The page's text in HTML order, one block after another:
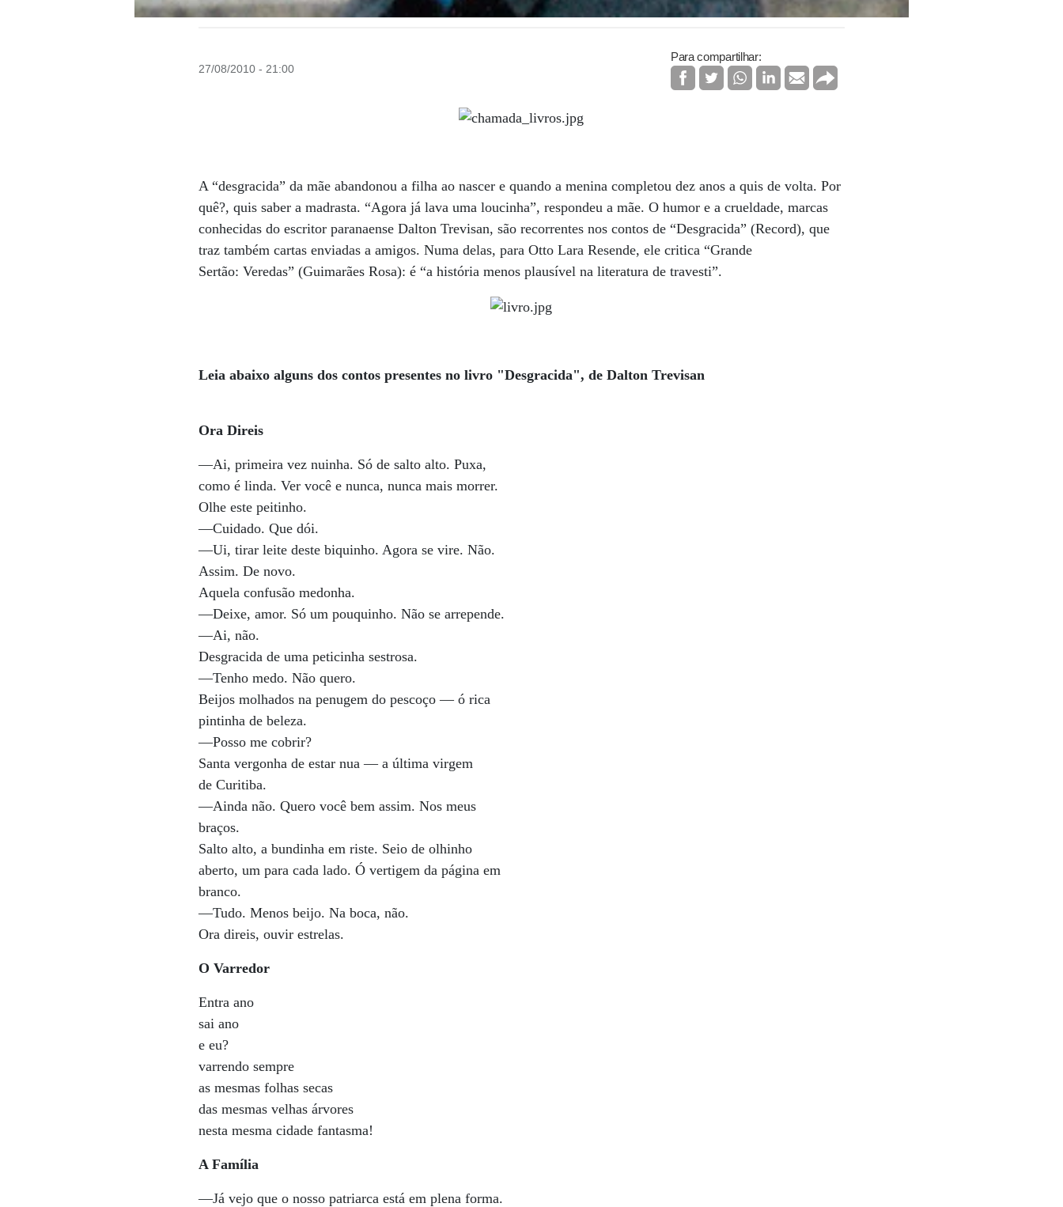
27/08/2010 - 21:00
Para compartilhar:
A “desgracida” da mãe abandonou a filha ao nascer e quando a menina completou dez anos a quis de volta. Por
quê?, quis saber a madrasta. “Agora já lava uma loucinha”, respondeu a mãe. O humor e a crueldade, marcas
conhecidas do escritor paranaense Dalton Trevisan, são recorrentes nos contos de “Desgracida” (Record), que
traz também cartas enviadas a amigos. Numa delas, para Otto Lara Resende, ele critica “Grande
Sertão: Veredas” (Guimarães Rosa): é “a história menos plausível na literatura de travesti”.
Leia abaixo alguns dos contos presentes no livro "Desgracida", de Dalton Trevisan
Ora Direis
—Ai, primeira vez nuinha. Só de salto alto. Puxa,
como é linda. Ver você e nunca, nunca mais morrer.
Olhe este peitinho.
—Cuidado. Que dói.
—Ui, tirar leite deste biquinho. Agora se vire. Não.
Assim. De novo.
Aquela confusão medonha.
—Deixe, amor. Só um pouquinho. Não se arrepende.
—Ai, não.
Desgracida de uma peticinha sestrosa.
—Tenho medo. Não quero.
Beijos molhados na penugem do pescoço — ó rica
pintinha de beleza.
—Posso me cobrir?
Santa vergonha de estar nua — a última virgem
de Curitiba.
—Ainda não. Quero você bem assim. Nos meus
braços.
Salto alto, a bundinha em riste. Seio de olhinho
aberto, um para cada lado. Ó vertigem da página em
branco.
—Tudo. Menos beijo. Na boca, não.
Ora direis, ouvir estrelas.
O Varredor
Entra ano
sai ano
e eu?
varrendo sempre
as mesmas folhas secas
das mesmas velhas árvores
nesta mesma cidade fantasma!
A Família
—Já vejo que o nosso patriarca está em plena forma.